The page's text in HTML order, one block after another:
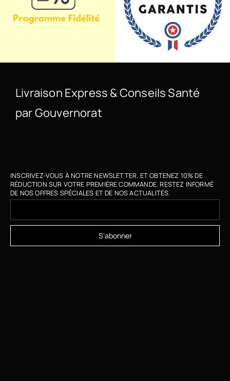
Livraison Express & Conseils Santé
par Gouvernorat
INSCRIVEZ-VOUS À NOTRE NEWSLETTER. ET OBTENEZ 10% DE
RÉDUCTION SUR VOTRE PREMIÈRE COMMANDE. RESTEZ INFORMÉ
DE NOS OFFRES SPÉCIALES ET DE NOS ACTUALITÉS.